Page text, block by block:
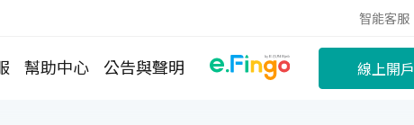
智能客服
幫助中心 公告與聲明 線上開戶